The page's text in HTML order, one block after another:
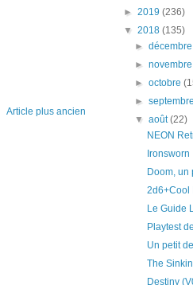
Article plus ancien
► 2019 (236)
▼ 2018 (135)
►
►
►octobre
►
▼août(22)
NEON
Ironsworn
Doom, un
2d6+Cool
Le Guide
Playtest
Un petit
The
Destiny